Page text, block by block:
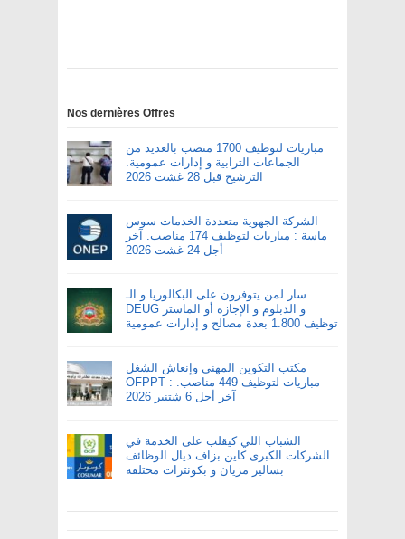
Nos dernières Offres
مباريات لتوظيف 1700 منصب بالعديد من
الجماعات الترابية و إدارات عمومية.
الترشيح قبل 28 غشت 2026
الشركة الجهوية متعددة الخدمات سوس
ماسة : مباريات لتوظيف 174 مناصب. آخر
أجل 24 غشت 2026
سار لمن يتوفرون على البكالوريا و الـ
DEUG و الدبلوم و الإجازة أو الماستر
توظيف 1.800 بعدة مصالح و إدارات عمومية
مكتب التكوين المهني وإنعاش الشغل
OFPPT : مباريات لتوظيف 449 مناصب.
آخر أجل 6 شتنبر 2026
الشباب اللي كيقلب على الخدمة في
الشركات الكبرى كاين بزاف ديال الوظائف
بسالير مزيان و بكونترات مختلفة